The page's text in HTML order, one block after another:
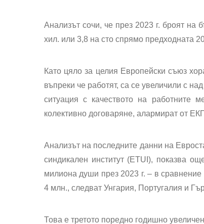
Анализът сочи, че през 2023 г. броят на
хил. или 3,8 на сто спрямо предходната
Като цяло за целия Европейски съюз
въпреки че работят, са се увеличили с
ситуация с качеството на работните
колективно договаряне, алармират от
Анализът на последните данни на
синдикален институт (ETUI), показва
милиона души през 2023 г. – в
4 млн., следват Унгария, Португалия и
Това е третото поредно годишно